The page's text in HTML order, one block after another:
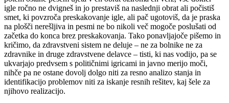
igle ročno ne dvigneš in jo prestaviš na naslednji obrat ali počistiš
smet, ki povzroča preskakovanje igle, ali pač ugotoviš, da je praska
na plošči nerešljiva in pesmi ne bo nikoli več mogoče poslušati od
začetka do konca brez preskakovanja. Tako ponavljajoče pišemo in
kričimo, da zdravstveni sistem ne deluje – ne za bolnike ne za
zdravnike in druge zdravstvene delavce – tisti, ki nas vodijo, pa se
ukvarjajo predvsem s političnimi igricami in javno merijo moči,
nihče pa ne ostane dovolj dolgo niti za resno analizo stanja in
identifikacijo problemov niti za iskanje resnih rešitev, kaj šele za
njihovo realizacijo.